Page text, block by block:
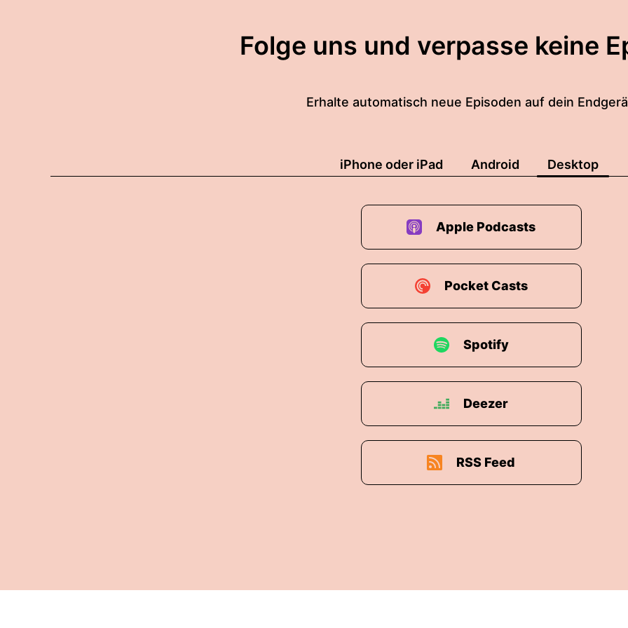
Folge uns und verpasse keine
Erhalte automatisch neue Episoden auf dein
iPhone oder iPad Android Desktop
Apple Podcasts
Pocket Casts
Spotify
Deezer
RSS Feed